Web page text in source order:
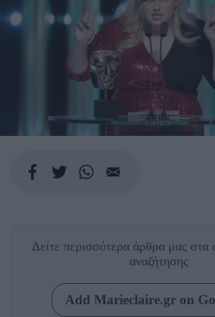
Δείτε περισσότερα άρθρα μας στα
αναζήτησης
Add Marieclaire.gr on